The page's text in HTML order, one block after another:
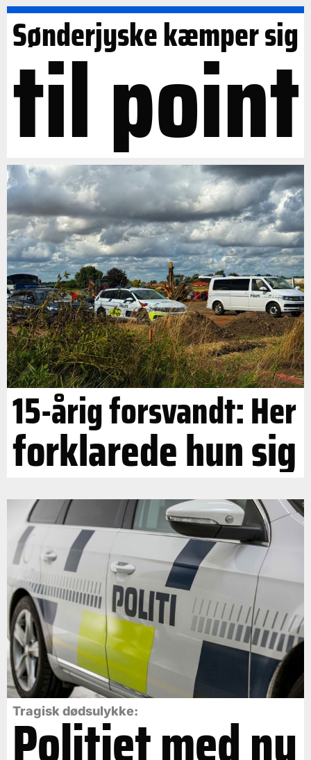
Sønderjyske kæmper sig
til point
15-årig forsvandt: Her
forklarede hun sig
Tragisk dødsulykke: